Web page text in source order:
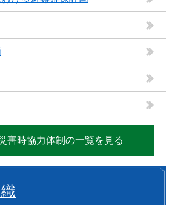
害時協力体制の一覧を見る